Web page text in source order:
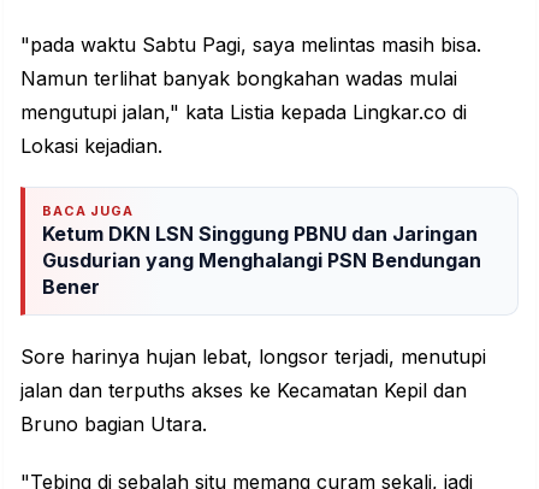
"pada waktu Sabtu Pagi, saya melintas masih bisa.
Namun terlihat banyak bongkahan wadas mulai
mengutupi jalan," kata Listia kepada Lingkar.co di
Lokasi kejadian.
BACA JUGA
Ketum DKN LSN Singgung PBNU dan Jaringan
Gusdurian yang Menghalangi PSN Bendungan
Bener
Sore harinya hujan lebat, longsor terjadi, menutupi
jalan dan terpuths akses ke Kecamatan Kepil dan
Bruno bagian Utara.
"Tebing di sebalah situ memang curam sekali, jadi